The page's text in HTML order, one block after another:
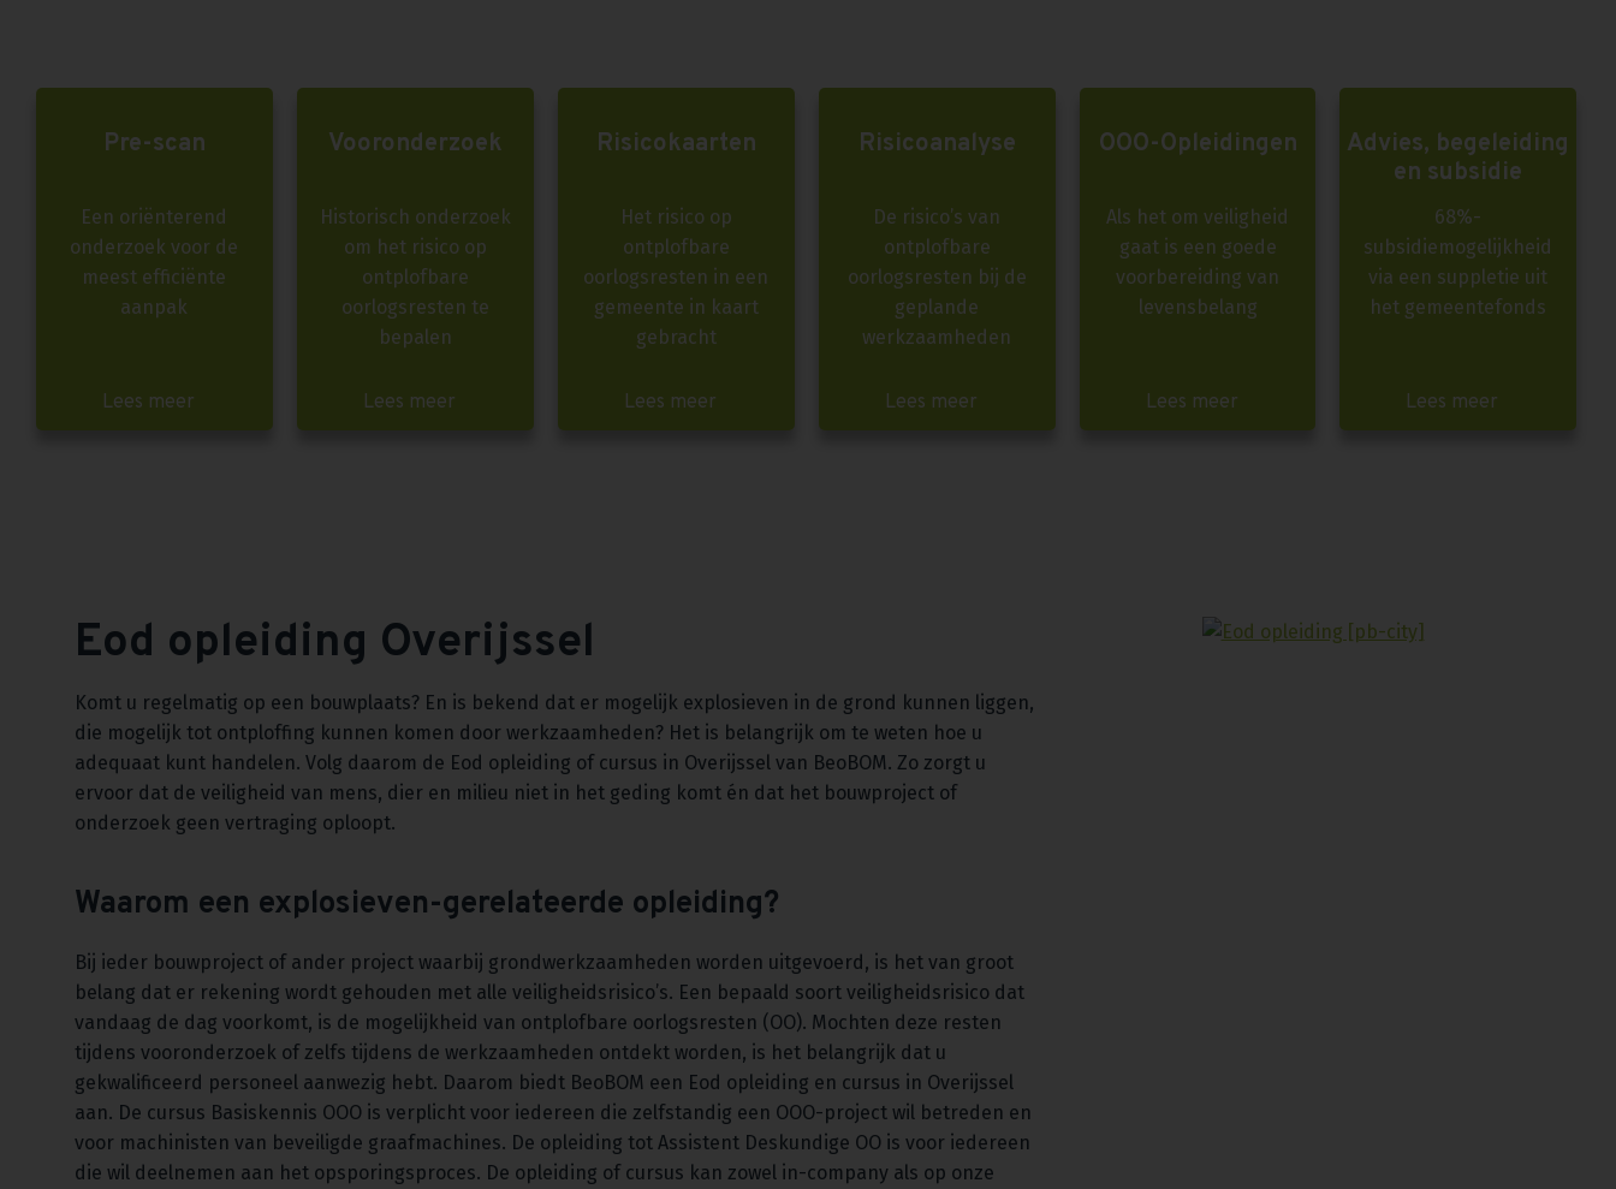
Pre-scan
Een oriënterend
onderzoek voor de
meest efficiënte
aanpak
Lees meer
Vooronderzoek
Historisch onderzoek
om het risico op
ontplofbare
oorlogsresten te
bepalen
Lees meer
Risicokaarten
Het risico op
ontplofbare
oorlogsresten in een
gemeente in kaart
gebracht
Lees meer
Risicoanalyse
De risico’s van
ontplofbare
oorlogsresten bij de
geplande
werkzaamheden
Lees meer
OOO-Opleidingen
Als het om veiligheid
gaat is een goede
voorbereiding van
levensbelang
Lees meer
Advies, begeleiding
en subsidie
68%-
subsidiemogelijkheid
via een suppletie uit
het gemeentefonds
Lees meer
Eod opleiding Overijssel
Komt u regelmatig op een bouwplaats? En is bekend dat er mogelijk explosieven in de grond kunnen liggen,
die mogelijk tot ontploffing kunnen komen door werkzaamheden? Het is belangrijk om te weten hoe u
adequaat kunt handelen. Volg daarom de Eod opleiding of cursus in Overijssel van BeoBOM. Zo zorgt u
ervoor dat de veiligheid van mens, dier en milieu niet in het geding komt én dat het bouwproject of
onderzoek geen vertraging oploopt.
Waarom een explosieven-gerelateerde opleiding?
Bij ieder bouwproject of ander project waarbij grondwerkzaamheden worden uitgevoerd, is het van groot
belang dat er rekening wordt gehouden met alle veiligheidsrisico’s. Een bepaald soort veiligheidsrisico dat
vandaag de dag voorkomt, is de mogelijkheid van ontplofbare oorlogsresten (OO). Mochten deze resten
tijdens vooronderzoek of zelfs tijdens de werkzaamheden ontdekt worden, is het belangrijk dat u
gekwalificeerd personeel aanwezig hebt. Daarom biedt BeoBOM een Eod opleiding en cursus in Overijssel
aan. De cursus Basiskennis OOO is verplicht voor iedereen die zelfstandig een OOO-project wil betreden en
voor machinisten van beveiligde graafmachines. De opleiding tot Assistent Deskundige OO is voor iedereen
die wil deelnemen aan het opsporingsproces. De opleiding of cursus kan zowel in-company als op onze